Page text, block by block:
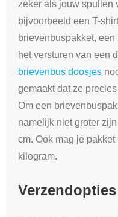
zeker als jouw spullen
bijvoorbeeld een T-
brievenbuspakket,
het versturen van een
brievenbus doosjes
gemaakt dat ze
Om een
namelijk niet groter
cm. Ook mag je
kilogram.
Verzendopties